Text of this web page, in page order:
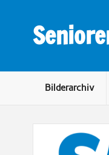
Bilderarchiv